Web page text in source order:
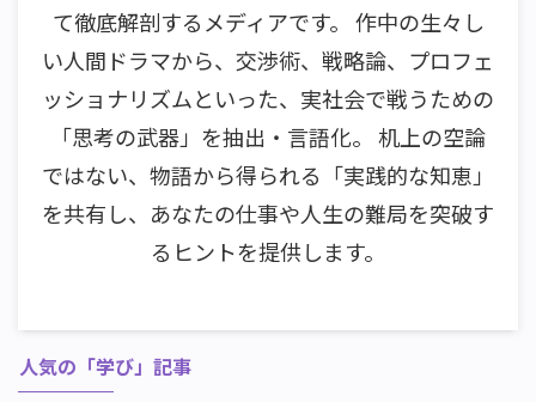
て徹底解剖するメディアです。 作中の生々し
い人間ドラマから、交渉術、戦略論、プロフェ
ッショナリズムといった、実社会で戦うための
「思考の武器」を抽出・言語化。 机上の空論
ではない、物語から得られる「実践的な知恵」
を共有し、あなたの仕事や人生の難局を突破す
るヒントを提供します。
人気の「学び」記事